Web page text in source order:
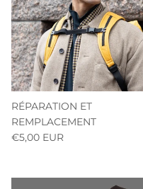
RÉPARATION ET
REMPLACEMENT
€5,00 EUR